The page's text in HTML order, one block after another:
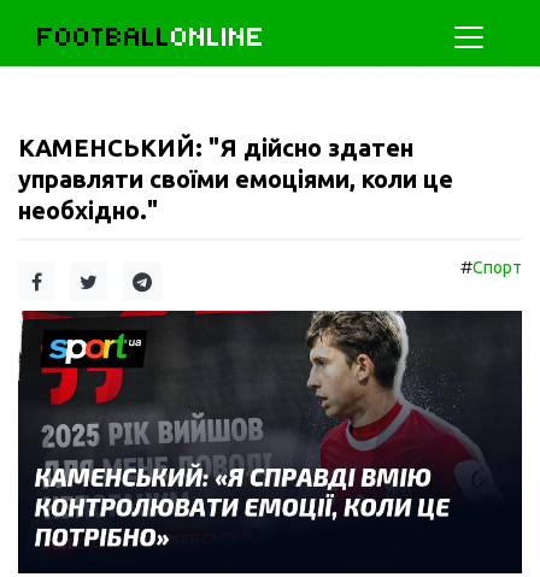
FOOTBALLONLINE
КАМЕНСЬКИЙ: "Я дійсно здатен
управляти своїми емоціями, коли це
необхідно."
#Спорт